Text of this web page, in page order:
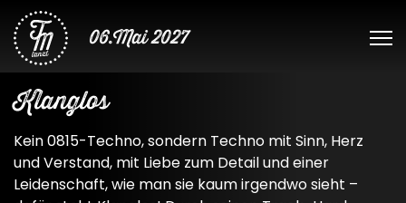
06.Mai 2027
Klanglos
Kein 0815-Techno, sondern Techno mit Sinn, Herz
und Verstand, mit Liebe zum Detail und einer
Leidenschaft, wie man sie kaum irgendwo sieht –